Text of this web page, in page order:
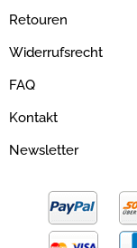
Retouren
Widerrufsrecht
FAQ
Kontakt
Newsletter